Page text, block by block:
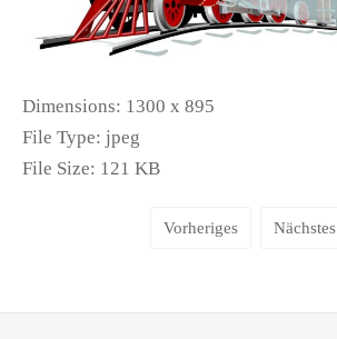
Dimensions: 1300 x 895
File Type: jpeg
File Size: 121 KB
Vorheriges Nächstes